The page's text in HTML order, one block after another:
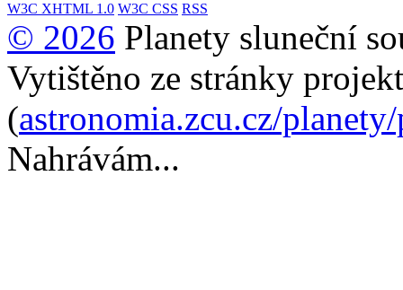
W3C XHTML 1.0 W3C CSS RSS
© 2026 Planety sluneční
Vytištěno ze stránky
(astronomia.zcu.cz/
Nahrávám...